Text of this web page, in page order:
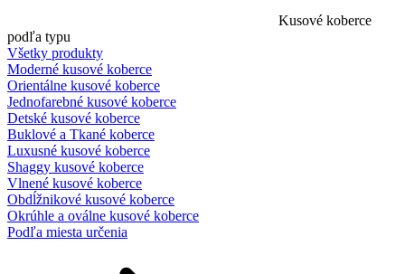
Kusové koberce
podľa typu
Všetky produkty
Moderné kusové koberce
Orientálne kusové koberce
Jednofarebné kusové koberce
Detské kusové koberce
Buklové a Tkané koberce
Luxusné kusové koberce
Shaggy kusové koberce
Vlnené kusové koberce
Obdĺžnikové kusové koberce
Okrúhle a oválne kusové koberce
Podľa miesta určenia